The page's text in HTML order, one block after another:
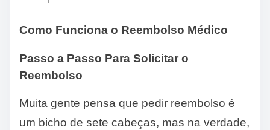
Como Funciona o Reembolso Médico
Passo a Passo Para Solicitar o
Reembolso
Muita gente pensa que pedir reembolso é
um bicho de sete cabeças, mas na verdade,